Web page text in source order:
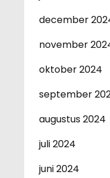
december
november
oktober 2024
september
augustus 2024
juli 2024
juni 2024